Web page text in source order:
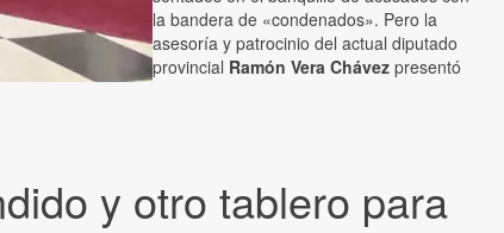
y otro tablero para
la bandera de «condenados». Pero la
asesoría y patrocinio del actual diputado
provincial Ramón Vera Chávez presentó